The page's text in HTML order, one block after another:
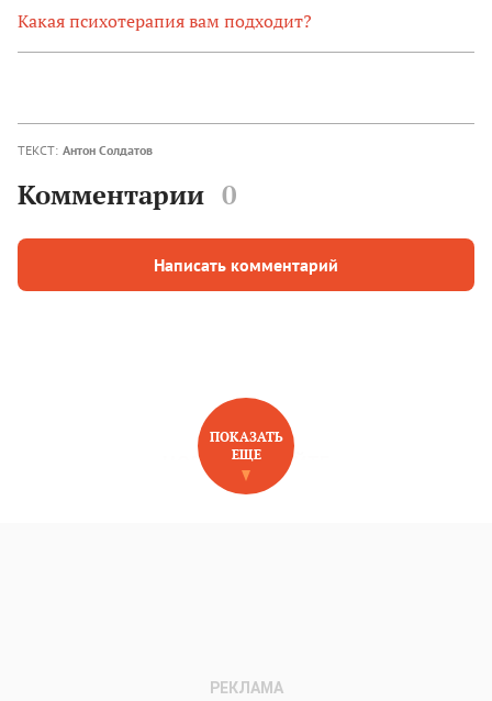
Какая психотерапия вам подходит?
ТЕКСТ: Антон Солдатов
Комментарии 0
Написать комментарий
НОВОЕ НА САЙТЕ
ПОКАЗАТЬ
ЕЩЕ